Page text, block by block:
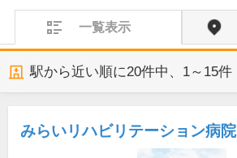
一覧表示
駅から近い順に20件中、 1～15件
みらいリハビリテーション病院